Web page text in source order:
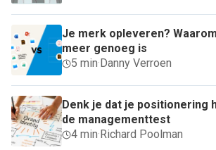
Je merk opleveren?
meer genoeg is
5 min·Danny Verroen
Denk je dat je positionering
de managementtest
4 min·Richard Poolman